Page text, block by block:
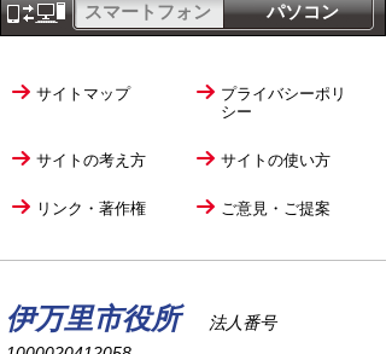
パソコン
スマートフォン
サイトマップ
プライバシーポリ
シー
サイトの考え方 サイトの使い方
リンク・著作権 ご意見・ご提案
伊万里市役所
法人番号